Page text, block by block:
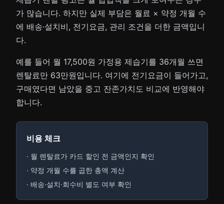
가 많습니다. 하지만 실제 부담은 월료 × 약정 개월 수
에 배송·설치비, 전기요금, 관리 조건을 더한 금액입니
다.
예를 들어 월 17,500원 가정용 제습기를 36개월 쓰면
렌탈료만 63만원입니다. 여기에 전기요금이 들어가고,
구매였다면 남았을 중고 잔존가치도 비교에 반영해야
합니다.
비용 체크
· 월 렌탈료가 카드 할인 전 금액인지 확인
· 약정 개월 수를 곱한 총액 계산
· 배송·설치·회수비 별도 여부 확인